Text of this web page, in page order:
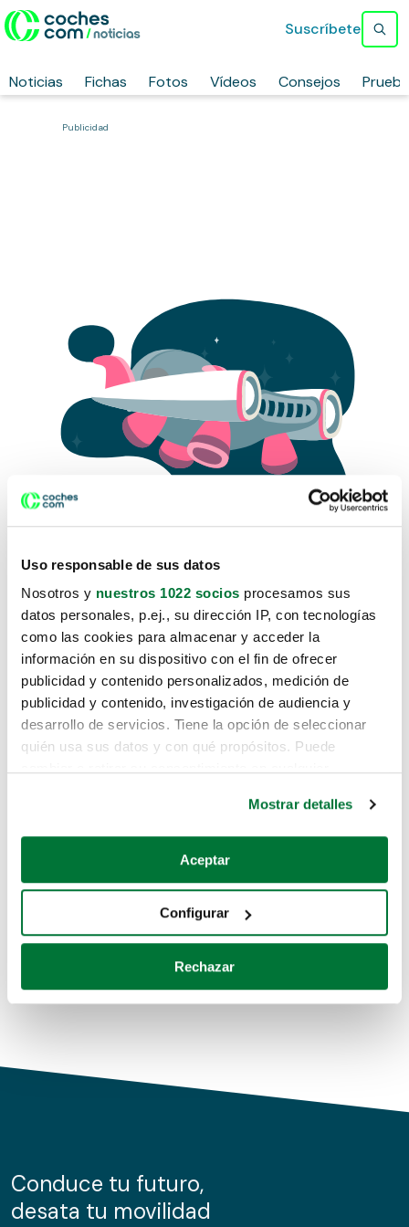
Uso responsable de sus datos
Nosotros y nuestros 1022 socios procesamos sus
datos personales, p.ej., su dirección IP, con tecnologías
como las cookies para almacenar y acceder la
información en su dispositivo con el fin de ofrecer
publicidad y contenido personalizados, medición de
publicidad y contenido, investigación de audiencia y
desarrollo de servicios. Tiene la opción de seleccionar
quién usa sus datos y con qué propósitos. Puede
Si lo permite, también quisiéramos:
Recopilar información sobre su ubicación geográfica
Identificar su dispositivo analizándolo activamente
para buscar características específicas (huellas
Obtenga más información sobre cómo se procesan sus
de cookies.
información sobre el uso que haga del sitio web con
nuestros partners de redes sociales, publicidad y análisis
Mostrar detalles
Aceptar
Configurar
Rechazar
Noticias Fichas Fotos Vídeos Consejos
Suscríbete
Publicidad
Lo sentimos, no sabemos como
te hemos traido hasta aquí.
Pero puedes encontrar el coche que estás
buscando en alguno de estos enlaces:
Coches de segunda mano
Coches de km0
Conduce tu futuro,
desata tu movilidad